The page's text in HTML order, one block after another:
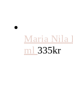
Maria Nila
ml 335kr